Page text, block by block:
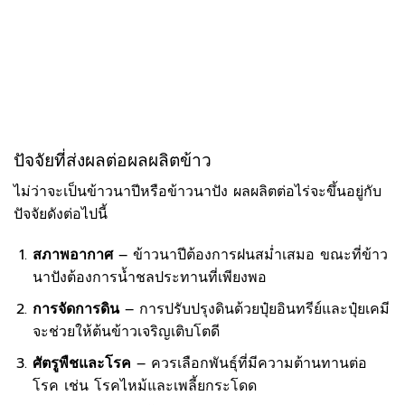
ปัจจัยที่ส่งผลต่อผลผลิตข้าว
ไม่ว่าจะเป็นข้าวนาปีหรือข้าวนาปัง ผลผลิตต่อไร่จะขึ้นอยู่กับ
ปัจจัยดังต่อไปนี้
สภาพอากาศ– ข้าวนาปีต้องการฝนสม่ำเสมอ ขณะที่ข้าว
นาปังต้องการน้ำชลประทานที่เพียงพอ
การจัดการดิน– การปรับปรุงดินด้วยปุ๋ยอินทรีย์และปุ๋ยเคมี
จะช่วยให้ต้นข้าวเจริญเติบโตดี
ศัตรูพืชและโรค – ควรเลือกพันธุ์ที่มีความต้านทานต่อ
โรค เช่น โรคไหม้และเพลี้ยกระโดด